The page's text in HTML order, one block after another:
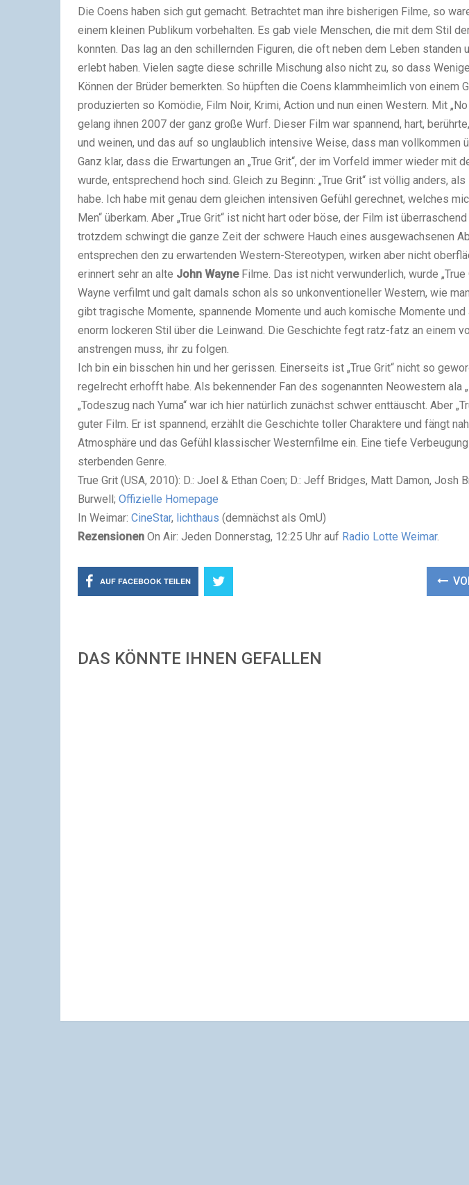
Die Coens haben sich gut gemacht. Betrachtet man ihre bisherigen Filme, so
einem kleinen Publikum vorbehalten. Es gab viele Menschen, die mit dem Stil
konnten. Das lag an den schillernden Figuren, die oft neben dem Leben standen
erlebt haben. Vielen sagte diese schrille Mischung also nicht zu, so dass
Können der Brüder bemerkten. So hüpften die Coens klammheimlich von einem
produzierten so Komödie, Film Noir, Krimi, Action und nun einen Western. Mit
gelang ihnen 2007 der ganz große Wurf. Dieser Film war spannend, hart,
und weinen, und das auf so unglaublich intensive Weise, dass man vollkommen
Ganz klar, dass die Erwartungen an „True Grit“, der im Vorfeld immer wieder mit
wurde, entsprechend hoch sind. Gleich zu Beginn: „True Grit“ ist völlig anders,
habe. Ich habe mit genau dem gleichen intensiven Gefühl gerechnet, welches
Men“ überkam. Aber „True Grit“ ist nicht hart oder böse, der Film ist
trotzdem schwingt die ganze Zeit der schwere Hauch eines ausgewachsenen
entsprechen den zu erwartenden Western-Stereotypen, wirken aber nicht
erinnert sehr an alte John WayneFilme. Das ist nicht verwunderlich, wurde
Wayne verfilmt und galt damals schon als so unkonventioneller Western, wie
gibt tragische Momente, spannende Momente und auch komische Momente
enorm lockeren Stil über die Leinwand. Die Geschichte fegt ratz-fatz an einem
anstrengen muss, ihr zu folgen.
Ich bin ein bisschen hin und her gerissen. Einerseits ist „True Grit“ nicht so
regelrecht erhofft habe. Als bekennender Fan des sogenannten Neowestern ala
„Todeszug nach Yuma“ war ich hier natürlich zunächst schwer enttäuscht. Aber
guter Film. Er ist spannend, erzählt die Geschichte toller Charaktere und fängt
Atmosphäre und das Gefühl klassischer Westernfilme ein. Eine tiefe
sterbenden Genre.
True Grit (USA, 2010): D.: Joel & Ethan Coen; D.: Jeff Bridges, Matt Damon, Josh
Burwell; Offizielle Homepage
In Weimar: CineStar, lichthaus (demnächst als OmU)
Rezensionen On Air: Jeden Donnerstag, 12:25 Uhr auf Radio Lotte Weimar.
AUF FACEBOOK TEILEN
DAS KÖNNTE IHNEN GEFALLEN